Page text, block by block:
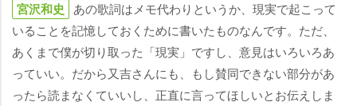
宮沢和史
あの歌詞はメモ代わりというか、現実で起こって
いることを記憶しておくために書いたものなんです。ただ、
あくまで僕が切り取った「現実」ですし、意見はいろいろあ
っていい。だから又吉さんにも、もし賛同できない部分があ
ったら読まなくていいし、正直に言ってほしいとお伝えしま